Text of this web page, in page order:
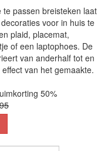
passen breisteken laat
voor in huis te
plaid, placemat,
of een laptophoes. De
van anderhalf tot en
van het gemaakte.
50%